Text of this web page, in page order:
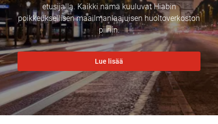
etusijalla. Kaikki nämä kuuluvat Hiabin
poikkeuksellisen maailmanlaajuisen huoltoverkoston
piiriin.
Lue lisää